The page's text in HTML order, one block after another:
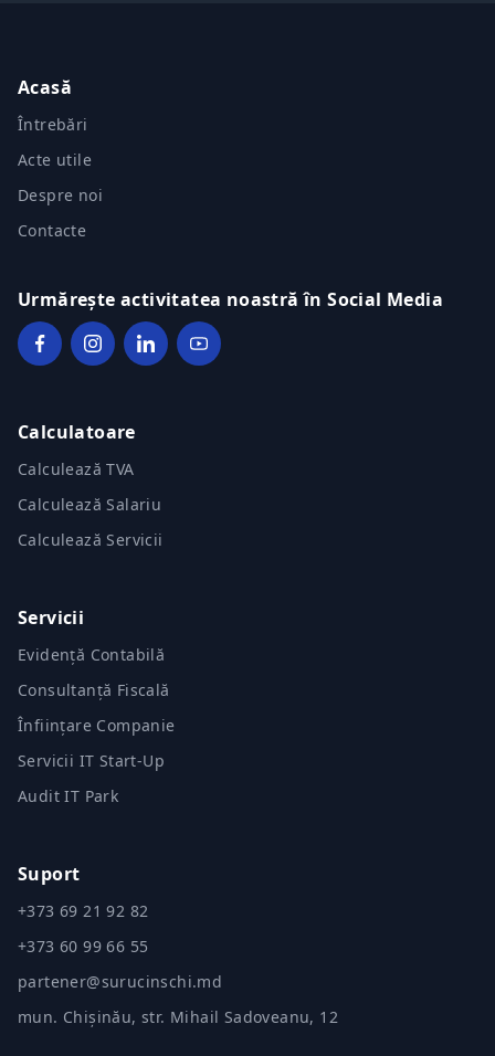
Acasă
Întrebări
Acte utile
Despre noi
Contacte
Urmărește activitatea noastră în Social Media
Calculatoare
Calculează TVA
Calculează Salariu
Calculează Servicii
Servicii
Evidență Contabilă
Consultanță Fiscală
Înființare Companie
Servicii IT Start-Up
Audit IT Park
Suport
+373 69 21 92 82
+373 60 99 66 55
partener@surucinschi.md
mun. Chișinău, str. Mihail Sadoveanu, 12